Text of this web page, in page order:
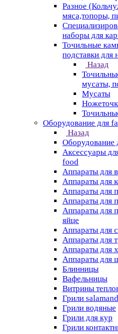
Разное
мяса,топоры,
наборы для
Точильные
подставки для
Назад
мусаты,
Мусаты
Оборудование для
Назад
Оборудование
Аксессуары
food
Аппараты для
Аппараты для
Аппараты для
Аппараты для
Аппараты для
яйце
Аппараты для
Аппараты для
Аппараты для
Аппараты для
Блинницы
Вафельницы
Витрины
Грили
Грили водяные
Грили для кур
Грили